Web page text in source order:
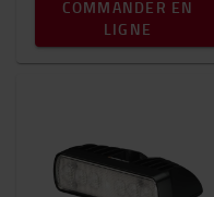
COMMANDER EN
LIGNE